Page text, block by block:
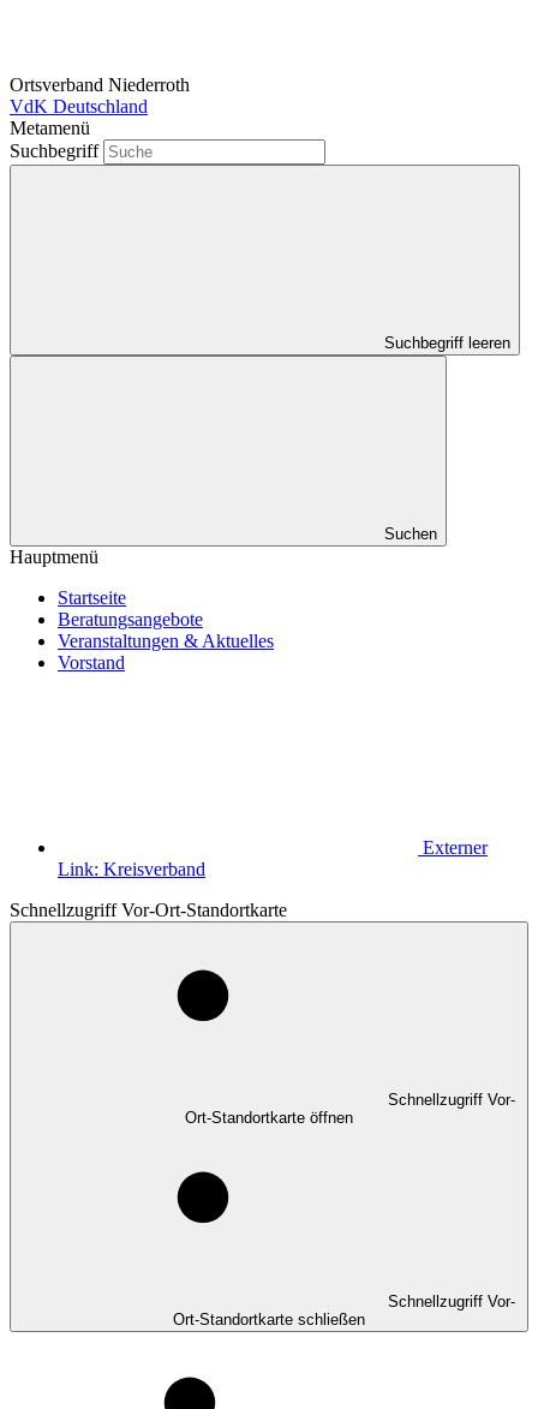
Ortsverband Niederroth
VdK Deutschland
Metamenü
Suchbegriff
Suchbegriff leeren
Suchen
Hauptmenü
Startseite
Beratungsangebote
Veranstaltungen & Aktuelles
Vorstand
Externer
Link: Kreisverband
Schnellzugriff Vor-Ort-Standortkarte
Schnellzugriff Vor-
Ort-Standortkarte öffnen
Schnellzugriff Vor-
Ort-Standortkarte schließen